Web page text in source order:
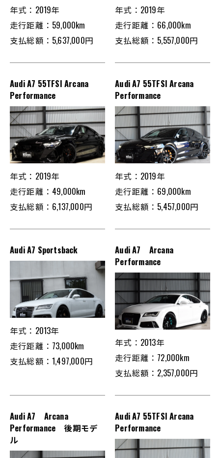
年式：2019年
走行距離：59,000km
支払総額：5,637,000円
年式：2019年
走行距離：66,000km
支払総額：5,557,000円
Audi A7 55TFSI Arcana
Performance
年式：2019年
走行距離：49,000km
支払総額：6,137,000円
Audi A7 55TFSI Arcana
Performance
年式：2019年
走行距離：69,000km
支払総額：5,457,000円
Audi A7 Sportsback
年式：2013年
走行距離：73,000km
支払総額：1,497,000円
Audi A7 Arcana
Performance
年式：2013年
走行距離：72,000km
支払総額：2,357,000円
Audi A7 Arcana
Performance 後期モデ
ル
Audi A7 55TFSI Arcana
Performance